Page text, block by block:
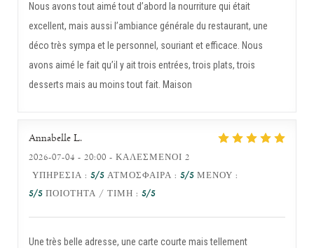
Nous avons tout aimé tout d’abord la nourriture qui était
excellent, mais aussi l’ambiance générale du restaurant, une
déco très sympa et le personnel, souriant et efficace. Nous
avons aimé le fait qu’il y ait trois entrées, trois plats, trois
desserts mais au moins tout fait. Maison
Annabelle L
2026-07-04 - 20:00 - ΚΑΛΕΣΜΈΝΟΙ 2
ΥΠΗΡΕΣΊΑ : 5/5 ΑΤΜΌΣΦΑΙΡΑ : 5/5 ΜΕΝΟΎ :
5/5 ΠΟΙΌΤΗΤΑ / ΤΙΜΉ : 5/5
Une très belle adresse, une carte courte mais tellement